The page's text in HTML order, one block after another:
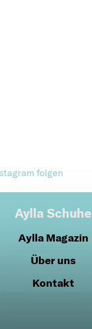
folgen
Aylla Schuhe
Aylla Magazin
Über uns
Kontakt